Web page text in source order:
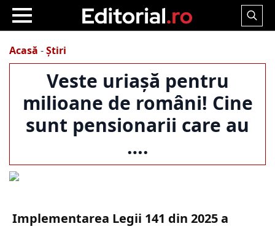
Search
Acasă -Știri
Veste uriașă pentru
milioane de români! Cine
sunt pensionarii care au
….
Implementarea Legii 141 din 2025 a